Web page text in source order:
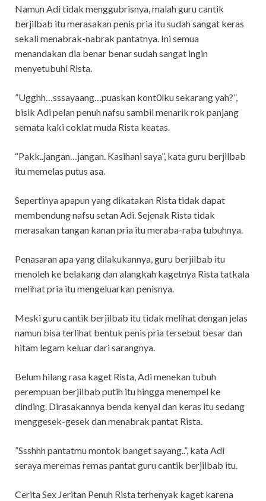
Namun Adi tidak menggubrisnya, malah guru cantik
berjilbab itu merasakan penis pria itu sudah sangat keras
sekali menabrak-nabrak pantatnya. Ini semua
menandakan dia benar benar sudah sangat ingin
menyetubuhi Rista.
”Ugghh…sssayaang…puaskan kont0lku sekarang yah?”,
bisik Adi pelan penuh nafsu sambil menarik rok panjang
semata kaki coklat muda Rista keatas.
“Pakk..jangan…jangan. Kasihani saya”, kata guru berjilbab
itu memelas putus asa.
Sepertinya apapun yang dikatakan Rista tidak dapat
membendung nafsu setan Adi. Sejenak Rista tidak
merasakan tangan kanan pria itu meraba-raba tubuhnya.
Penasaran apa yang dilakukannya, guru berjilbab itu
menoleh ke belakang dan alangkah kagetnya Rista tatkala
melihat pria itu mengeluarkan penisnya.
Meski guru cantik berjilbab itu tidak melihat dengan jelas
namun bisa terlihat bentuk penis pria tersebut besar dan
hitam legam keluar dari sarangnya.
Belum hilang rasa kaget Rista, Adi menekan tubuh
perempuan berjilbab putih itu hingga menempel ke
dinding. Dirasakannya benda kenyal dan keras itu sedang
menggesek-gesek dan menabrak pantat Rista.
”Ssshhh pantatmu montok banget sayang..”, kata Adi
seraya meremas remas pantat guru cantik berjilbab itu.
Cerita Sex Jeritan Penuh Rista terhenyak kaget karena